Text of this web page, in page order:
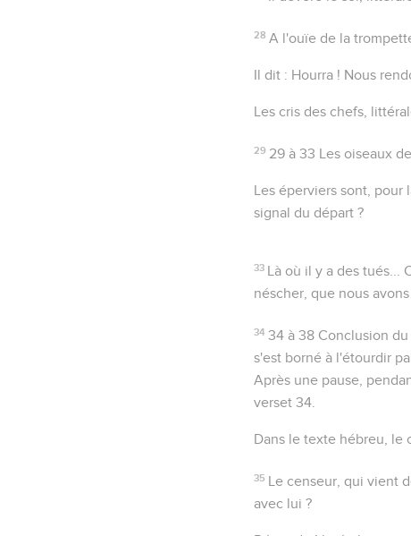
28 A l'ouïe de la
Il dit : Hourra ! Nous
Les cris des chefs ,
29 29 à 33 Les oiseaux
Les éperviers sont, pour
signal du départ ?
33 Là où il y a des tués...
néscher , que nous
34 34 à 38 Conclusion
s'est borné à l'étourdir
Après une pause,
verset 34.
Dans le texte hébreu, le
35 Le censeur , qui vient
avec lui ?